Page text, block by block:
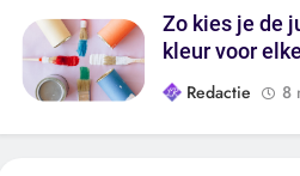
Zo kies je de
kleur voor
Redactie
8